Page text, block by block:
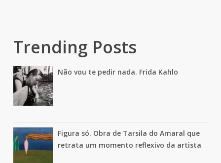
Trending Posts
Não vou te pedir nada. Frida Kahlo
Figura só. Obra de Tarsila do Amaral que
retrata um momento reflexivo da artista